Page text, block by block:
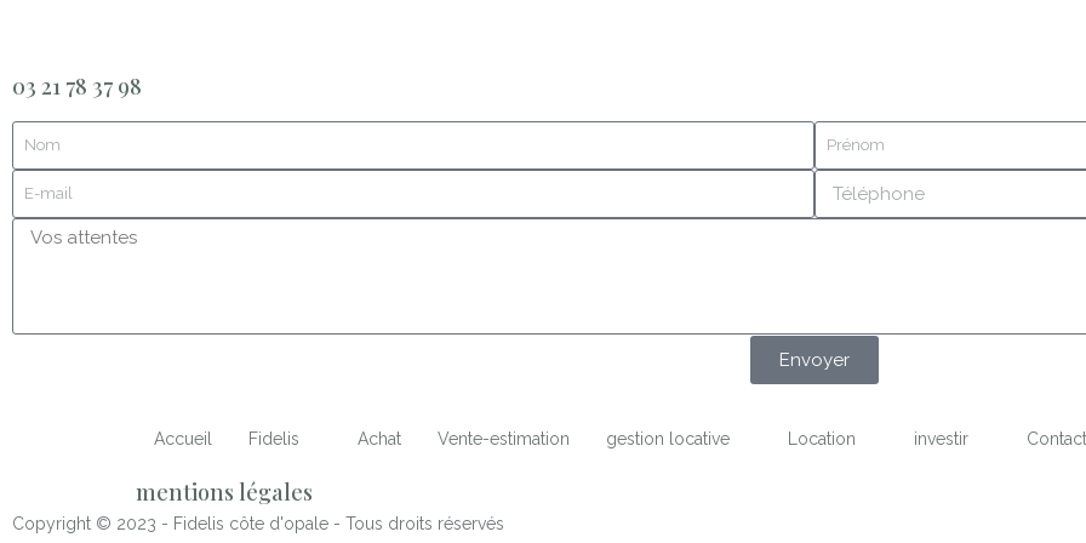
03 21 78 37 98
Envoyer
Accueil Fidelis Achat Vente-estimation gestion locative Location investir Contact
mentions légales
Copyright © 2023 - Fidelis côte d'opale - Tous droits réservés